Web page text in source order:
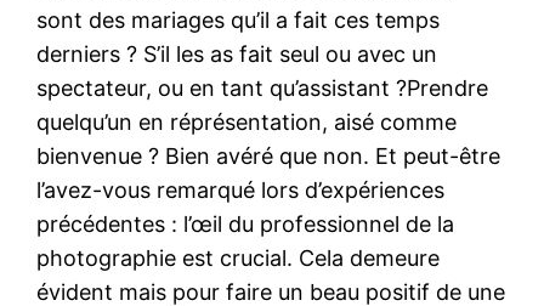
sont des mariages qu’il a fait ces temps
derniers ? S’il les as fait seul ou avec un
spectateur, ou en tant qu’assistant ?Prendre
quelqu’un en réprésentation, aisé comme
bienvenue ? Bien avéré que non. Et peut-être
l’avez-vous remarqué lors d’expériences
précédentes : l’œil du professionnel de la
photographie est crucial. Cela demeure
évident mais pour faire un beau positif de une